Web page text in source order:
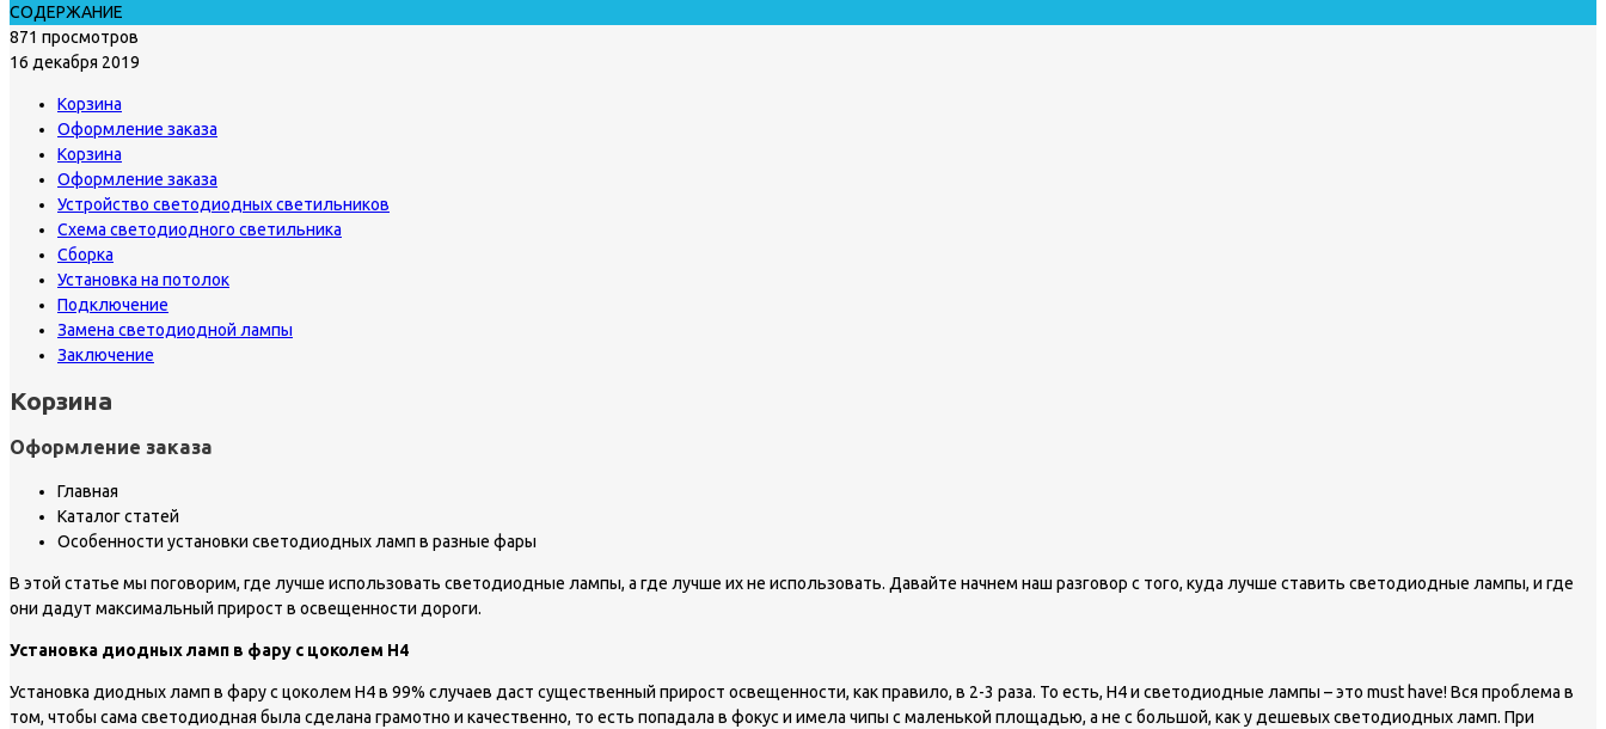
СОДЕРЖАНИЕ
871 просмотров
16 декабря 2019
Корзина
Оформление заказа
Корзина
Оформление заказа
Устройство светодиодных светильников
Схема светодиодного светильника
Сборка
Установка на потолок
Подключение
Замена светодиодной лампы
Заключение
Корзина
Оформление заказа
Главная
Каталог статей
Особенности установки светодиодных ламп в разные фары
В этой статье мы поговорим, где лучше использовать светодиодные лампы, а где лучше их не использовать. Давайте начнем наш разговор с того, куда лучше ставить светодиодные лампы, и где
они дадут максимальный прирост в освещенности дороги.
Установка диодных ламп в фару с цоколем Н4
Установка диодных ламп в фару с цоколем Н4 в 99% случаев даст существенный прирост освещенности, как правило, в 2-3 раза. То есть, H4 и светодиодные лампы – это must have! Вся проблема в
том, чтобы сама светодиодная была сделана грамотно и качественно, то есть попадала в фокус и имела чипы с маленькой площадью, а не с большой, как у дешевых светодиодных ламп. При